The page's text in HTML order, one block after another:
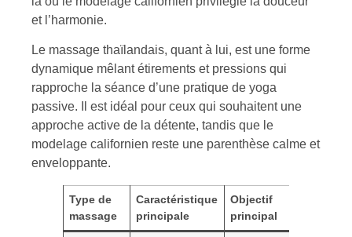
et l’harmonie.
Le massage thaïlandais, quant à lui, est une forme
dynamique mêlant étirements et pressions qui
rapproche la séance d’une pratique de yoga
passive. Il est idéal pour ceux qui souhaitent une
approche active de la détente, tandis que le
modelage californien reste une parenthèse calme et
enveloppante.
Type de
massage
Caractéristique
principale
Objectif
principal